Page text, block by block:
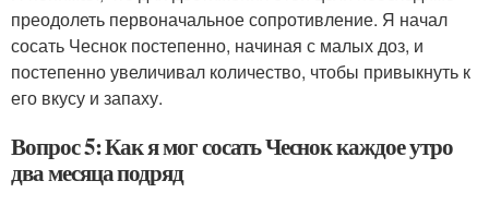
преодолеть первоначальное сопротивление. Я начал
сосать Чеснок постепенно, начиная с малых доз, и
постепенно увеличивал количество, чтобы привыкнуть к
его вкусу и запаху.
Вопрос 5: Как я мог сосать Чеснок каждое утро
два месяца подряд